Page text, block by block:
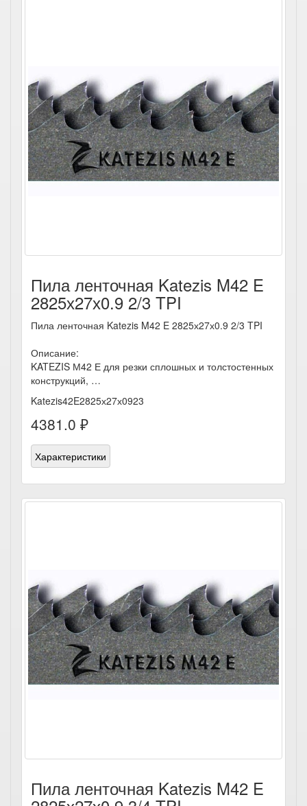
Пила ленточная Katezis M42 E
2825х27х0.9 2/3 TPI
Пила ленточная Katezis M42 E 2825х27х0.9 2/3 TPI
Описание:
KATEZIS М42 Е для резки сплошных и толстостенных
конструкций, …
Katezis42E2825х27х0923
4381.0 ₽
Характеристики
Пила ленточная Katezis M42 E